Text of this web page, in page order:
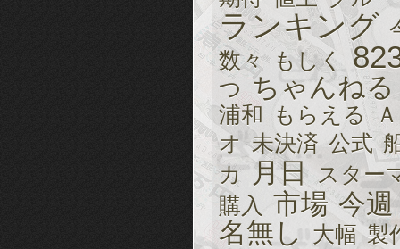
ランキング
数々 もしく
つ ちゃんねる
浦和 もらえる
オ 未決済 公式
カ 月日 スター
購入 市場 今週
名無し
大幅 製